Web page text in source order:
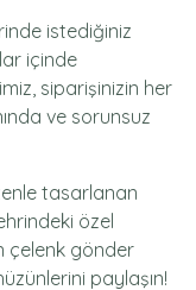
istediğiniz
içinde
siparişinizin her
ve sorunsuz
tasarlanan
özel
çelenk gönder
paylaşın!